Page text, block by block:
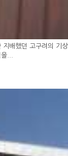
배했던 고구려의 기
...